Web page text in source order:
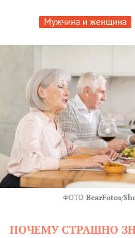
Мужчина и женщина
ФОТО BearFotos/
ПОЧЕМУ СТРАШНО